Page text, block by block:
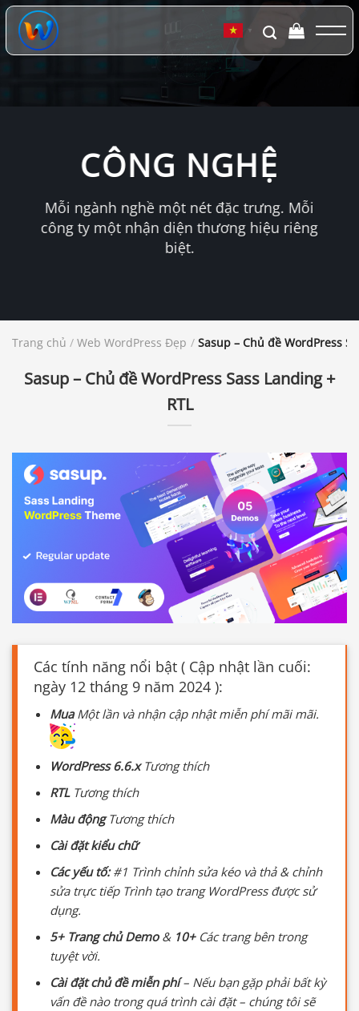
Chuyển
đến
dung
▼
CÔNG NGHỆ
Mỗi ngành nghề một nét đặc trưng. Mỗi
công ty một nhận diện thương hiệu riêng
biệt.
Trang chủ / Web WordPress Đẹp / Sasup – Chủ đề WordPress
Sasup – Chủ đề WordPress Sass Landing +
RTL
Các tính năng nổi bật ( Cập nhật lần cuối:
ngày 12 tháng 9 năm 2024 ):
MuaMột lần và nhận cập nhật miễn phí mãi mãi.
WordPress 6.6.xTương thích
RTL Tương thích
Màu độngTương thích
Cài đặt kiểu chữ
Các yếu tố:#1 Trình chỉnh sửa kéo và thả & chỉnh
sửa trực tiếp Trình tạo trang WordPress được sử
dụng.
5+ Trang chủ Demo & 10+Các trang bên trong
tuyệt vời.
Cài đặt chủ đề miễn phí– Nếu bạn gặp phải bất kỳ
vấn đề nào trong quá trình cài đặt – chúng tôi sẽ